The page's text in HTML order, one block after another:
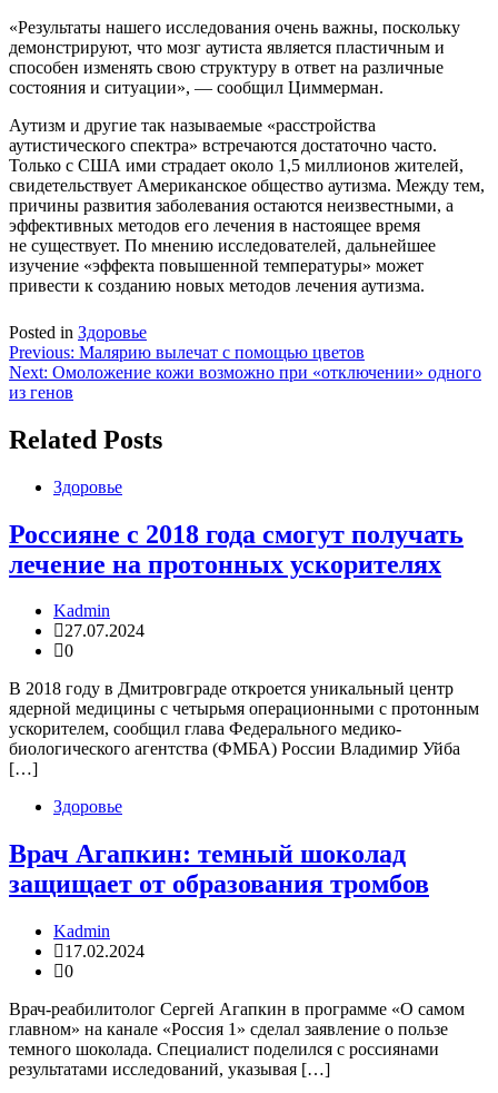
«Результаты нашего исследования очень важны, поскольку
демонстрируют, что мозг аутиста является пластичным и
способен изменять свою структуру в ответ на различные
состояния и ситуации», — сообщил Циммерман.
Аутизм и другие так называемые «расстройства
аутистического спектра» встречаются достаточно часто.
Только с США ими страдает около 1,5 миллионов жителей,
свидетельствует Американское общество аутизма. Между тем,
причины развития заболевания остаются неизвестными, а
эффективных методов его лечения в настоящее время
не существует. По мнению исследователей, дальнейшее
изучение «эффекта повышенной температуры» может
привести к созданию новых методов лечения аутизма.
Posted in Здоровье
Навигация
по
Previous: Малярию вылечат с помощью цветов
Next: Омоложение кожи возможно при «отключении» одного
из генов
Related Posts
Здоровье
Россияне с 2018 года смогут получать
лечение на протонных ускорителях
Kadmin
27.07.2024
0
В 2018 году в Дмитровграде откроется уникальный центр
ядерной медицины с четырьмя операционными с протонным
ускорителем, сообщил глава Федерального медико-
биологического агентства (ФМБА) России Владимир Уйба
[…]
Здоровье
Врач Агапкин: темный шоколад
защищает от образования тромбов
Kadmin
17.02.2024
0
Врач-реабилитолог Сергей Агапкин в программе «О самом
главном» на канале «Россия 1» сделал заявление о пользе
темного шоколада. Специалист поделился с россиянами
результатами исследований, указывая […]